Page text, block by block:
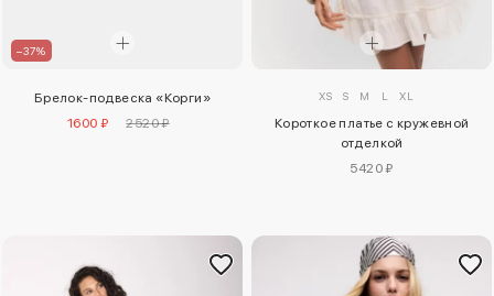
–37%
Брелок-подвеска «Корги»
1600 ₽
2520 ₽
XS S M L XL
Короткое платье с кружевной
отделкой
5420 ₽